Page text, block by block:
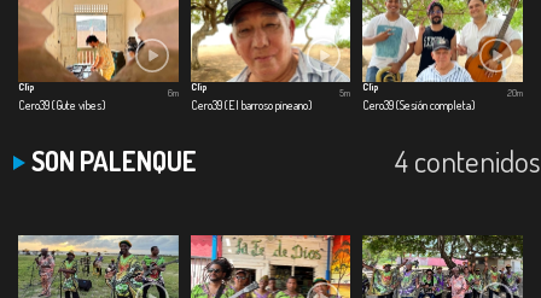
Clip
Cero39 (Gute vibes)
6m
Clip
Cero39 (El barroso pineano)
5m
Clip
Cero39 (Sesión completa)
20m
SON PALENQUE 4 contenidos